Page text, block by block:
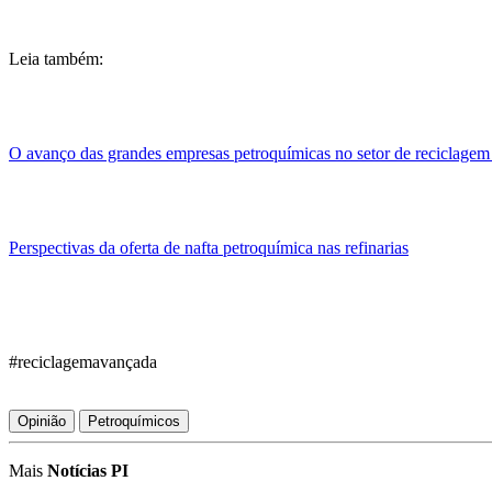
Leia também:
O avanço das grandes empresas petroquímicas no setor de
Perspectivas da oferta de nafta petroquímica nas refinarias
#reciclagemavançada
Opinião Petroquímicos
Mais Notícias PI